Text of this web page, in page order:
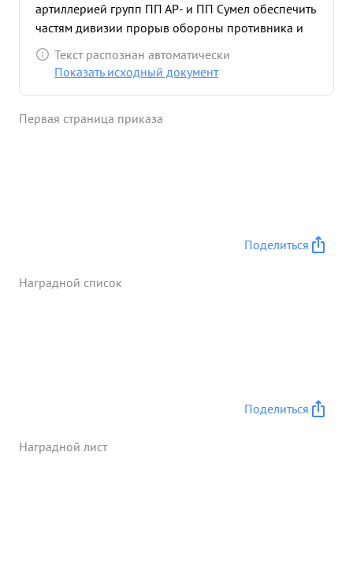
артиллерией групп ПП АР- и ПП Сумел обеспечить
частям дивизии прорыв обороны противника и
овладеть городом КРАСНОЕ СЕЛО. дивизии
обеспечившей ...»
Текст распознан автоматически
Показать исходный документ
Первая страница приказа
Поделиться
Наградной список
Поделиться
Наградной лист